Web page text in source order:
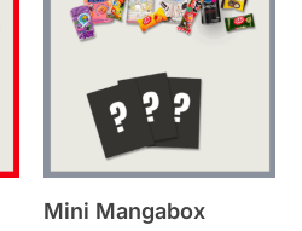
Mini Mangabox